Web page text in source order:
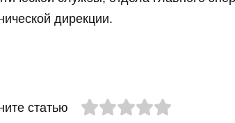
дирекции.
статью